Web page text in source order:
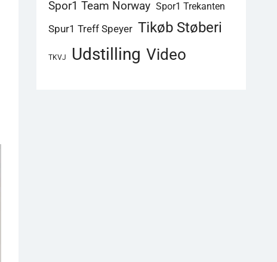
Spor1 Team Norway Spor1 Trekanten
Spur1 Treff Speyer Tikøb Støberi
TKVJ Udstilling Video